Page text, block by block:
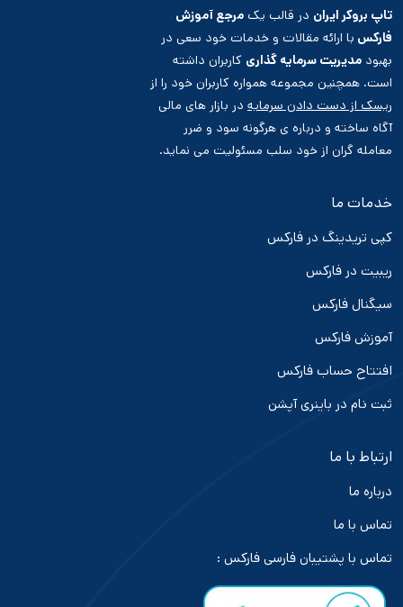
تاپ بروکر ایران در قالب یک مرجع آموزش
فارکس با ارائه مقالات و خدمات خود سعی در
بهبود مدیریت سرمایه گذاری کاربران داشته
است. همچنین مجموعه همواره کاربران خود را از
ریسک از دست دادن سرمایه در بازار های مالی
آگاه ساخته و درباره ی هرگونه سود و ضرر
معامله گران از خود سلب مسئولیت می نماید.
خدمات ما
کپی تریدینگ در فارکس
ریبیت در فارکس
سیگنال فارکس
آموزش فارکس
افتتاح حساب فارکس
ثبت نام در باینری آپشن
ارتباط با ما
درباره ما
تماس با ما
تماس با پشتیبان فارسی فارکس :